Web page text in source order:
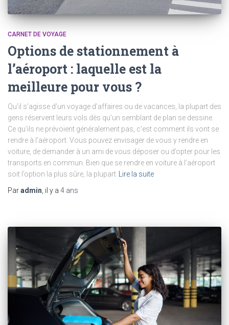
CARNET DE VOYAGE
Options de stationnement à
l’aéroport : laquelle est la
meilleure pour vous ?
Qu’il s’agisse d’un voyage d’affaires ou de vacances, la plupart des
gens réservent leurs vols dès qu’un semblant de plan se dessine.
Ce qu’ils ne prévoient généralement pas, c’est comment ils vont se
rendre à l’aéroport. Vous pouvez envisager de vous y rendre en
voiture, de demander à un ami de vous déposer ou d’opter pour les
transports en commun. Bien que se rendre en voiture à l’aéroport
soit l’option la plus sûre, la plupart Lire la suite
Paradmin, il y a 4 ans